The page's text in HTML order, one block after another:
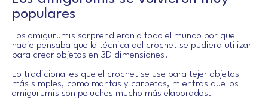
populares
Los amigurumis sorprendieron a todo el mundo por que
nadie pensaba que la técnica del crochet se pudiera utilizar
para crear objetos en 3D dimensiones.
Lo tradicional es que el crochet se use para tejer objetos
más simples, como mantas y carpetas, mientras que los
amigurumis son peluches mucho más elaborados.